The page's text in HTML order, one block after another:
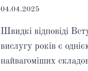
04.04.2025
Швидкі відповіді
вислугу років є
найвагоміших